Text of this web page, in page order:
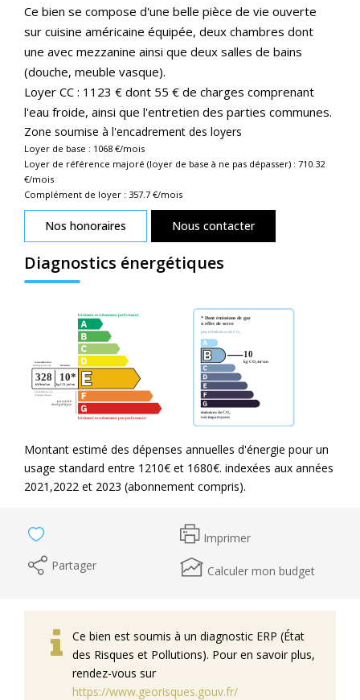
Ce bien se compose d'une belle pièce de vie ouverte
sur cuisine américaine équipée, deux chambres dont
une avec mezzanine ainsi que deux salles de bains
(douche, meuble vasque).
Loyer CC : 1123 € dont 55 € de charges comprenant
l'eau froide, ainsi que l'entretien des parties communes.
Zone soumise à l'encadrement des loyers
Loyer de base : 1068 €/mois
Loyer de référence majoré (loyer de base à ne pas dépasser) : 710.32
€/mois
Complément de loyer : 357.7 €/mois
Nos honoraires Nous contacter
Diagnostics énergétiques
Montant estimé des dépenses annuelles d'énergie pour un
usage standard entre 1210€ et 1680€. indexées aux années
2021,2022 et 2023 (abonnement compris).
Imprimer
Partager
Calculer mon budget
Ce bien est soumis à un diagnostic ERP (État
des Risques et Pollutions). Pour en savoir plus,
rendez-vous sur
https://www.georisques.gouv.fr/